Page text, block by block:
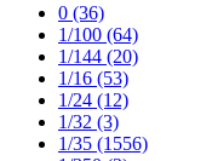
0 (36)
1/100 (64)
1/144 (20)
1/16 (53)
1/24 (12)
1/32 (3)
1/35 (1556)